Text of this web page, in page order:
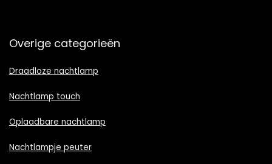
Overige categorieën
Draadloze nachtlamp
Nachtlamp touch
Oplaadbare nachtlamp
Nachtlampje peuter